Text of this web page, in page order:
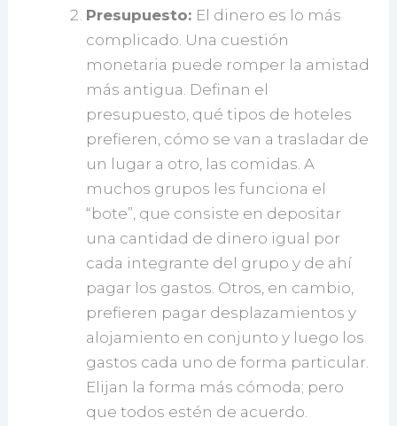
Presupuesto: El dinero es lo más
complicado. Una cuestión
monetaria puede romper la amistad
más antigua. Definan el
presupuesto, qué tipos de hoteles
prefieren, cómo se van a trasladar de
un lugar a otro, las comidas. A
muchos grupos les funciona el
“bote”, que consiste en depositar
una cantidad de dinero igual por
cada integrante del grupo y de ahí
pagar los gastos. Otros, en cambio,
prefieren pagar desplazamientos y
alojamiento en conjunto y luego los
gastos cada uno de forma particular.
Elijan la forma más cómoda; pero
que todos estén de acuerdo.